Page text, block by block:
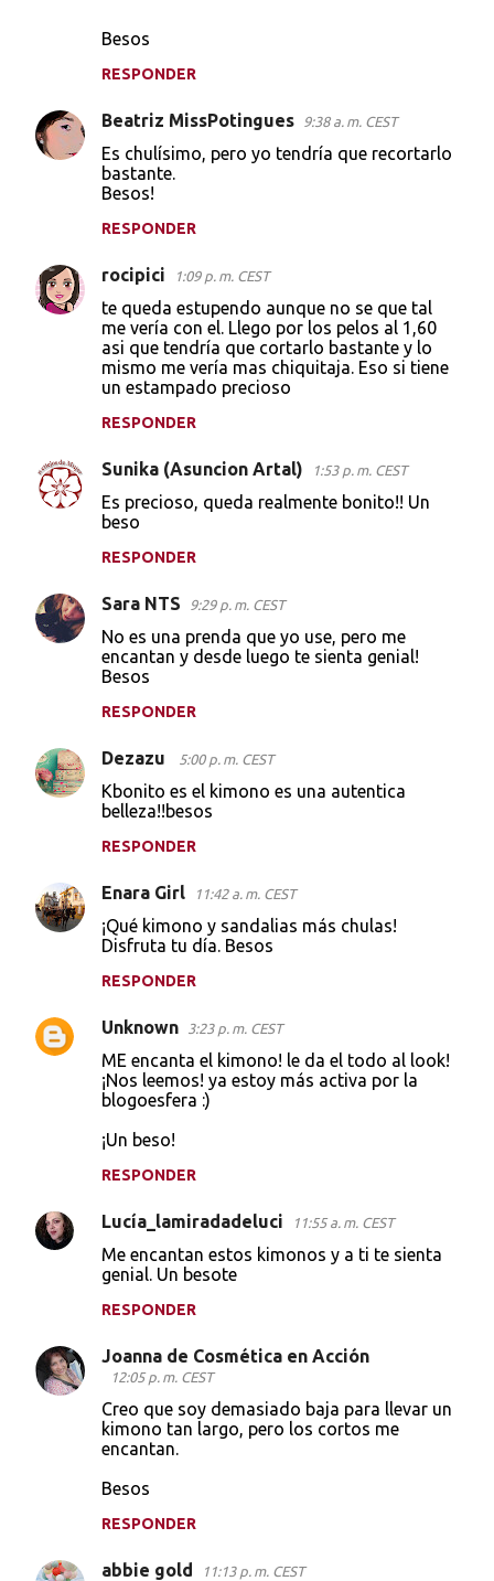
Besos
RESPONDER
Beatriz MissPotingues 9:38 a. m. CEST
Es chulísimo, pero yo tendría que recortarlo
bastante.
Besos!
RESPONDER
rocipici 1:09 p. m. CEST
te queda estupendo aunque no se que tal
me vería con el. Llego por los pelos al 1,60
asi que tendría que cortarlo bastante y lo
mismo me vería mas chiquitaja. Eso si tiene
un estampado precioso
RESPONDER
Sunika (Asuncion Artal) 1:53 p. m. CEST
Es precioso, queda realmente bonito!! Un
beso
RESPONDER
Sara NTS 9:29 p. m. CEST
No es una prenda que yo use, pero me
encantan y desde luego te sienta genial!
Besos
RESPONDER
Dezazu 5:00 p. m. CEST
Kbonito es el kimono es una autentica
belleza!!besos
RESPONDER
Enara Girl 11:42 a. m. CEST
¡Qué kimono y sandalias más chulas!
Disfruta tu día. Besos
RESPONDER
Unknown 3:23 p. m. CEST
ME encanta el kimono! le da el todo al look!
¡Nos leemos! ya estoy más activa por la
blogoesfera :)
¡Un beso!
RESPONDER
Lucía_lamiradadeluci 11:55 a. m. CEST
Me encantan estos kimonos y a ti te sienta
genial. Un besote
RESPONDER
Joanna de Cosmética en Acción
12:05 p. m. CEST
Creo que soy demasiado baja para llevar un
kimono tan largo, pero los cortos me
encantan.
Besos
RESPONDER
abbie gold 11:13 p. m. CEST